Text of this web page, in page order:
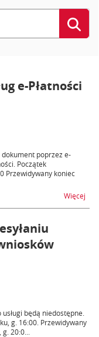
e-Płatności
dokument poprzez e-
Początek
Przewidywany koniec
Więcej
będą niedostępne.
g. 16:00. Przewidywany
20:0...